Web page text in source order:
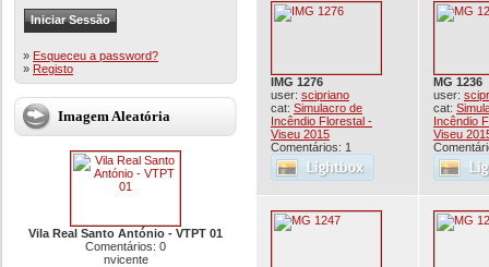
» Esqueceu a password?
» Registo
Imagem Aleatória
Vila Real Santo António - VTPT 01
Comentários: 0
nvicente
IMG 1276
user: scipriano
cat: Simulacro de
Incêndio Florestal -
Viseu 2015
Comentários: 1
MG 1236
user:
cat:
Incêndio
Viseu